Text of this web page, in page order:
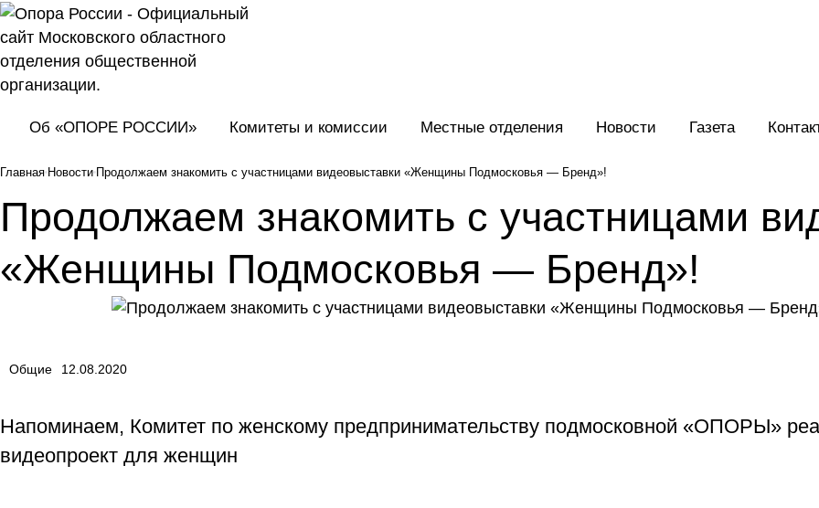
Об «ОПОРЕ РОССИИ» Комитеты и комиссии Местные отделения Новости Газета
Главная Новости Продолжаем знакомить с участницами видеовыставки «Женщины Подмосковья — Бренд»!
Продолжаем знакомить с участницами
«Женщины Подмосковья — Бренд»!
Общие 12.08.2020
Напоминаем, Комитет по женскому предпринимательству подмосковной «ОПОРЫ»
видеопроект для женщин